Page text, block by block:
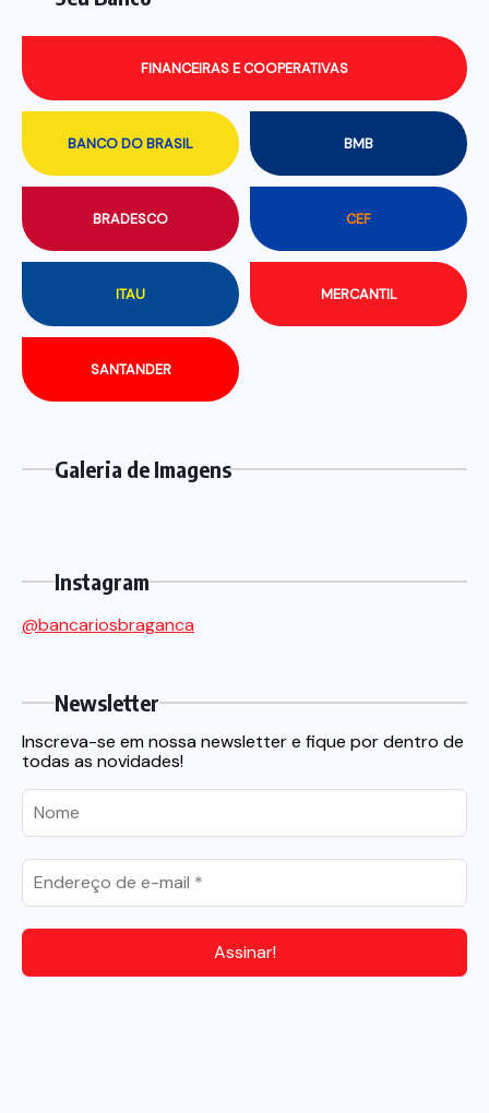
BANCO DO BRASIL BMB
BRADESCO CEF
FINANCEIRAS E COOPERATIVAS
ITAU MERCANTIL
SANTANDER
Galeria de Imagens
Instagram
@bancariosbraganca
Newsletter
Inscreva-se em nossa newsletter e fique por dentro de
todas as novidades!